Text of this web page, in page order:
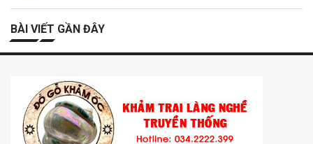
BÀI VIẾT GẦN ĐÂY